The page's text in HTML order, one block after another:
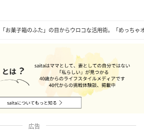
「お菓子箱のふた」の目からウロコな活用術。「めっち
広告